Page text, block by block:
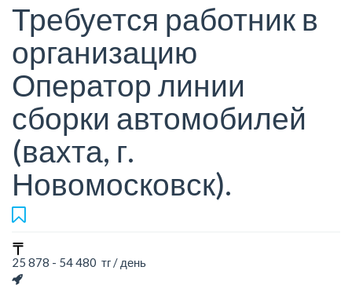
Требуется работник в
организацию
Оператор линии
сборки автомобилей
(вахта, г.
Новомосковск).
25 878 - 54 480 тг / день